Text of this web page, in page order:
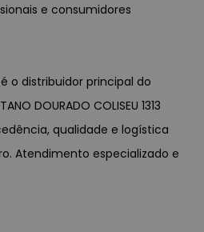
e consumidores
o distribuidor principal do
DOURADO COLISEU 1313
qualidade e logística
Atendimento especializado e